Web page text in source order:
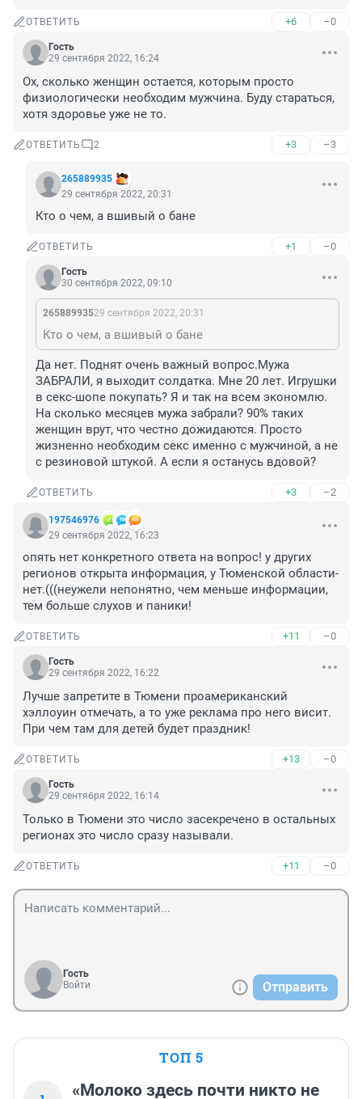
ОТВЕТИТЬ +6 –0
Гость
29 сентября 2022, 16:24
Ох, сколько женщин остается, которым просто
физиологически необходим мужчина. Буду стараться,
хотя здоровье уже не то.
ОТВЕТИТЬ 2 +3 –3
265889935
29 сентября 2022, 20:31
Кто о чем, а вшивый о бане
ОТВЕТИТЬ +1 –0
Гость
30 сентября 2022, 09:10
26588993529 сентября 2022, 20:31
Кто о чем, а вшивый о бане
Да нет. Поднят очень важный вопрос.Мужа
ЗАБРАЛИ, я выходит солдатка. Мне 20 лет. Игрушки
в секс-шопе покупать? Я и так на всем экономлю.
На сколько месяцев мужа забрали? 90% таких
женщин врут, что честно дожидаются. Просто
жизненно необходим секс именно с мужчиной, а не
с резиновой штукой. А если я останусь вдовой?
ОТВЕТИТЬ +3 –2
197546976
29 сентября 2022, 16:23
опять нет конкретного ответа на вопрос! у других
регионов открыта информация, у Тюменской области-
нет.(((неужели непонятно, чем меньше информации,
тем больше слухов и паники!
ОТВЕТИТЬ +11 –0
Гость
29 сентября 2022, 16:22
Лучше запретите в Тюмени проамериканский
хэллоуин отмечать, а то уже реклама про него висит.
При чем там для детей будет праздник!
ОТВЕТИТЬ +13 –0
Гость
29 сентября 2022, 16:14
Только в Тюмени это число засекречено в остальных
регионах это число сразу называли.
ОТВЕТИТЬ +11 –0
Гость
Войти
Отправить
ТОП 5
«Молоко здесь почти никто не